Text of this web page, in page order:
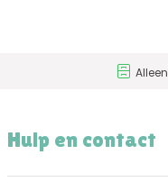
Alleen
Hulp en contact